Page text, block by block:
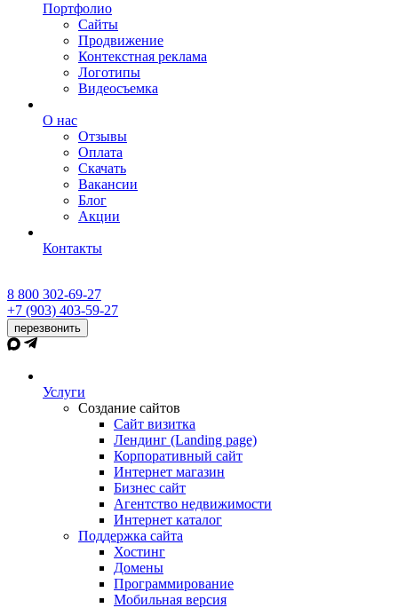
Портфолио
Сайты
Продвижение
Контекстная реклама
Логотипы
Видеосъемка
О нас
Отзывы
Оплата
Скачать
Вакансии
Блог
Акции
Контакты
8 800 302-69-27
+7 (903) 403-59-27
перезвонить
Услуги
Создание сайтов
Сайт визитка
Лендинг (Landing page)
Корпоративный сайт
Интернет магазин
Бизнес сайт
Агентство недвижимости
Интернет каталог
Поддержка сайта
Хостинг
Домены
Программирование
Мобильная версия